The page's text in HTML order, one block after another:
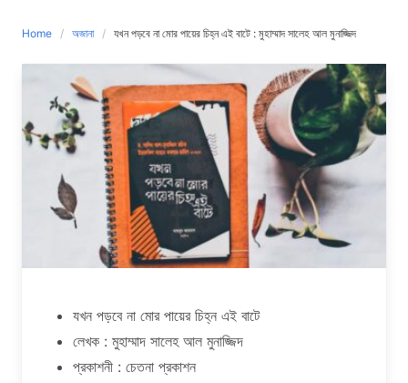
Home অজানা যখন পড়বে না মোর পায়ের চিহ্ন এই বাটে : মুহাম্মাদ সালেহ আল মুনাজ্জিদ
যখন পড়বে না মোর পায়ের চিহ্ন এই বাটে
লেখক : মুহাম্মাদ সালেহ আল মুনাজ্জিদ
প্রকাশনী : চেতনা প্রকাশন